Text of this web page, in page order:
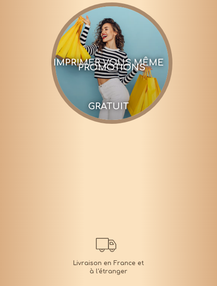
IMPRIMER VOUS MÊME
GRATUIT
PROMOTIONS